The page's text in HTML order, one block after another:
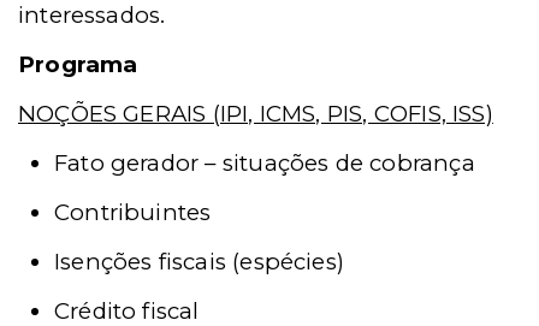
interessados.
Programa
NOÇÕES GERAIS (IPI, ICMS, PIS, COFIS, ISS)
Fato gerador – situações de cobrança
Contribuintes
Isenções fiscais (espécies)
Crédito fiscal